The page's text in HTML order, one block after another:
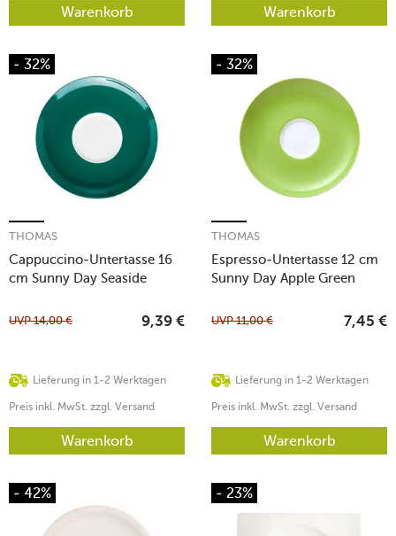
Warenkorb Warenkorb
- 32%
Cappuccino-Untertasse 16
cm Sunny Day Seaside
THOMAS
Lieferung in 1-2 Werktagen
UVP14,00 € 9,39 €
Preis inkl. MwSt. zzgl. Versand
Warenkorb
- 32%
Espresso-Untertasse 12 cm
Sunny Day Apple Green
THOMAS
Lieferung in 1-2 Werktagen
UVP11,00 € 7,45 €
Preis inkl. MwSt. zzgl. Versand
Warenkorb
- 42% - 23%